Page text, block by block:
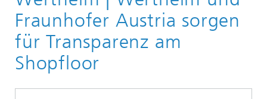
Fraunhofer Austria sorgen
für Transparenz am
Shopfloor